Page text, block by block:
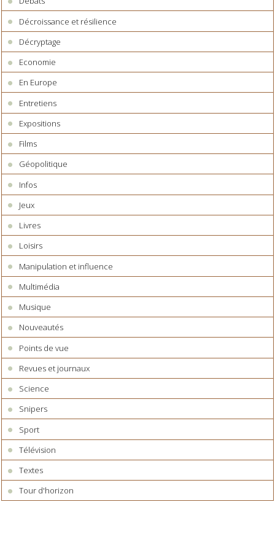
Décroissance et résilience
Décryptage
Economie
En Europe
Entretiens
Expositions
Films
Géopolitique
Infos
Jeux
Livres
Loisirs
Manipulation et influence
Multimédia
Musique
Nouveautés
Points de vue
Revues et journaux
Science
Snipers
Sport
Télévision
Textes
Tour d'horizon